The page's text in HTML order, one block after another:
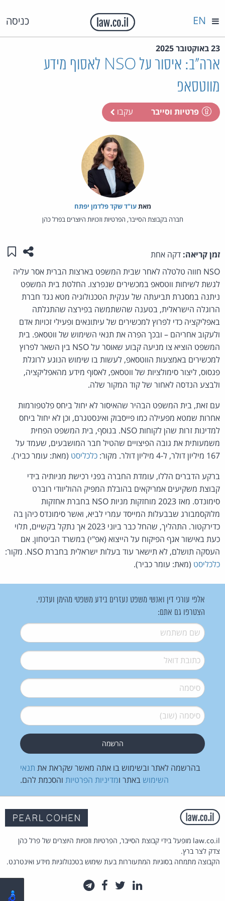
כניסה EN
23 באוקטובר 2025
ארה"ב: איסור על NSO לאסוף מידע
מווטסאפ
פרטיות וסייבר עקבו
מאת‏עו"ד שקד פלדמן יפתח
חברה בקבוצת הסייבר, הפרטיות וזכויות היוצרים בפרל כהן
זמן קריאה: דקה אחת שתפו
NSO חווה טלטלה לאחר שבית המשפט בארצות הברית אסר עליה
לגשת לשיחות ווטסאפ במכשירים שנפרצו. החלטת בית המשפט
ניתנה במסגרת תביעתה של ענקית הטכנולוגיה מטא נגד חברת
הרוגלה הישראלית, בטענה שהשתמשה בפירצה שהתגלתה
באפליקציה כדי לפרוץ למכשירים של עיתונאים ופעילי זכויות אדם
ולעקוב אחריהם – ובכך הפרה את תנאי השימוש של ווטסאפ. בית
המשפט הוציא צו מניעה קבוע שאוסר על NSO בין השאר לפרוץ
למכשירים באמצעות הווטסאפ, לעשות בו שימוש הנוגע לרוגלת
פגסוס, ליצור סימולציות של ווטסאפ, לאסוף מידע מהאפליקציה,
ולבצע הנדסה לאחור של קוד המקור שלה.
עם זאת, בית המשפט הבהיר שהאיסור לא יחול ביחס פלטפורמות
אחרות שמטא מפעילה כמו פייסבוק ואינסטגרם, וכן לא יחול ביחס
למדינות זרות שהן לקוחות NSO. בנוסף, בית המשפט הפחית
משמעותית את גובה הפיצויים שהטיל חבר המושבעים, שעמד על
167 מיליון דולר, ל-4 מיליון דולר. מקור:
כלכליסט (מאת: עומר כביר).
ברקע הדברים הללו, עומדת החברה בפני רכישת מניותיה בידי
קבוצת משקיעים אמריקאים בהובלת המפיק ההוליוודי רוברט
סימונדס. מאז 2023 מוחזקות מניות NSO בחברת אחזקות
מלוקסמבורג שבבעלות המייסד עמרי לביא, ואשר סימונדס כיהן בה
כדירקטור. התהליך, שהחל כבר ביוני 2023 אך נתקל בקשיים, תלוי
כעת באישור אגף הפיקוח על הייצוא (אפ"י) במשרד הביטחון. אם
העסקה תושלם, לא תישאר עוד בעלות ישראלית בחברת NSO. מקור:
כלכליסט (מאת: עומר כביר).
אלפי עורכי דין ואנשי משפט נעזרים בידע משפטי מהימן ועדכני.
הצטרפו גם אתם:
שם משתמש*
דואל*
סיסמה*
סיסמה (שוב)*
בהרשמה לאתר ובשימוש בו אתה מאשר שקראת את תנאי
השימוש באתר ומדיניות הפרטיות והסכמת להם.
law.co.il מופעל בידי קבוצת הסייבר, הפרטיות וזכויות היוצרים של פרל כהן
צדק לצר ברץ.
הקבוצה מתמחה בסוגיות המתעוררות בעת שימוש בטכנולוגיות מידע ואינטרנט.
לינקדאין
טוויטרפייסבוק